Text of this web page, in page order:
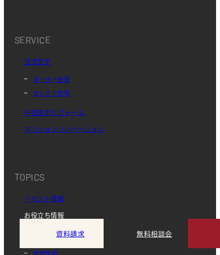
資料請求 無料相談会
SERVICE
注文住宅
オーダー住宅
セレクト住宅
中古住宅リフォーム
マンションリノベーション
TOPICS
イベント情報
お役立ち情報
土地・不動産管理
賃貸住宅